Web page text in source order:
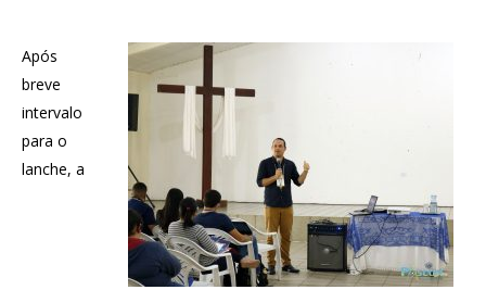
Após
breve
intervalo
para o
lanche, a